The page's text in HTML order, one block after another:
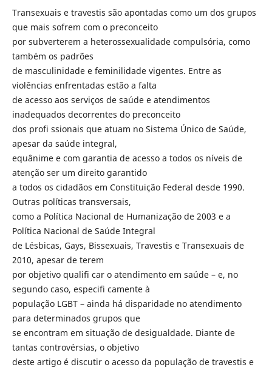
Transexuais e travestis são apontadas como um dos grupos
que mais sofrem com o preconceito
por subverterem a heterossexualidade compulsória, como
também os padrões
de masculinidade e feminilidade vigentes. Entre as
violências enfrentadas estão a falta
de acesso aos serviços de saúde e atendimentos
inadequados decorrentes do preconceito
dos profi ssionais que atuam no Sistema Único de Saúde,
apesar da saúde integral,
equânime e com garantia de acesso a todos os níveis de
atenção ser um direito garantido
a todos os cidadãos em Constituição Federal desde 1990.
Outras políticas transversais,
como a Política Nacional de Humanização de 2003 e a
Política Nacional de Saúde Integral
de Lésbicas, Gays, Bissexuais, Travestis e Transexuais de
2010, apesar de terem
por objetivo qualifi car o atendimento em saúde – e, no
segundo caso, especifi camente à
população LGBT – ainda há disparidade no atendimento
para determinados grupos que
se encontram em situação de desigualdade. Diante de
tantas controvérsias, o objetivo
deste artigo é discutir o acesso da população de travestis e